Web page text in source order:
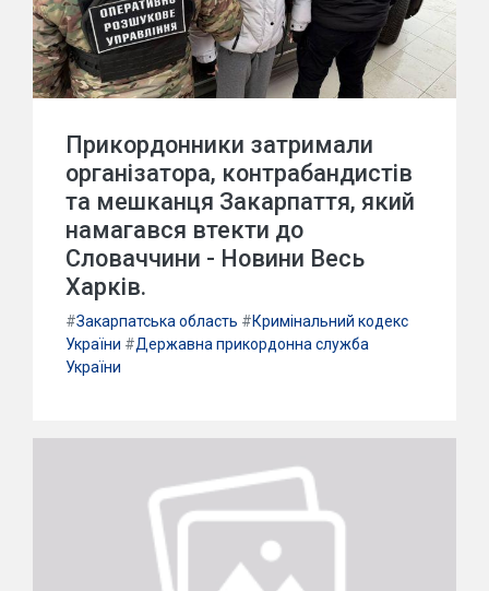
Прикордонники затримали
організатора, контрабандистів
та мешканця Закарпаття, який
намагався втекти до
Словаччини - Новини Весь
Харків.
#Закарпатська область #Кримінальний кодекс
України #Державна прикордонна служба
України